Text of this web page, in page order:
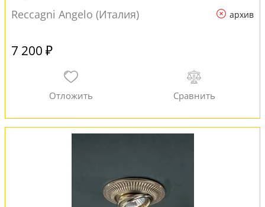
Reccagni Angelo (Италия)
архив
7 200 ₽